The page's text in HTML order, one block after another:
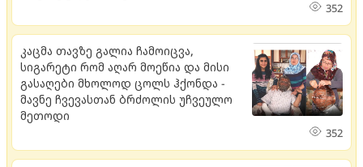
352
კაცმა თავზე გალია ჩამოიცვა,
სიგარეტი რომ აღარ მოეწია და მისი
გასაღები მხოლოდ ცოლს ჰქონდა -
მავნე ჩვევასთან ბრძოლის უჩვეულო
მეთოდი
352